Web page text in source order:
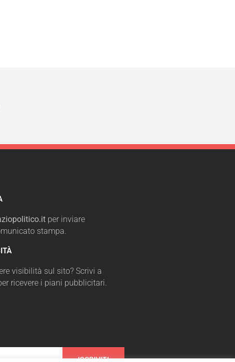
per inviare
stampa.
visibilità sul sito? Scrivi a
ricevere i piani pubblicitari.
ISCRIVITI